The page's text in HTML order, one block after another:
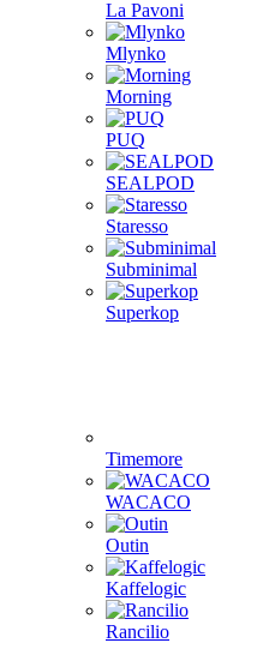
La Pavoni
Mlynko
Morning
PUQ
SEALPOD
Staresso
Subminimal
Superkop
Timemore
WACACO
Outin
Kaffelogic
Rancilio